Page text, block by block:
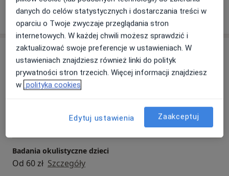
Pokaż więcejo doświadczeniu
Usługi i ceny
Konsultacja okulistyczna
170 zł - 200 zł Szczegóły
Badania okulistyczne dzieci
Od 60 zł Szczegóły
danych do celów statystycznych i dostarczania treści w
oparciu o Twoje zwyczaje przeglądania stron
internetowych. W każdej chwili możesz sprawdzić i
zaktualizować swoje preferencje w ustawieniach. W
ustawieniach znajdziesz również linki do polityk
prywatności stron trzecich. Więcej informacji znajdziesz
w polityka cookies
Edytuj ustawienia Zaakceptuj